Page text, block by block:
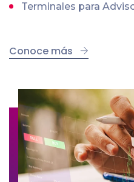
Terminales para
Conoce más